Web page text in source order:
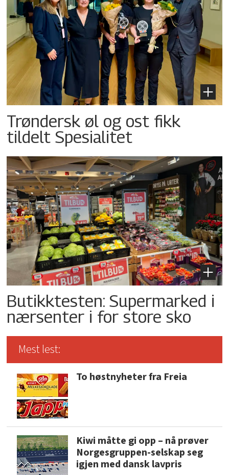
Trøndersk øl og ost fikk
tildelt Spesialitet
Butikktesten: Supermarked i
nærsenter i for store sko
Mest lest:
To høstnyheter fra Freia
Kiwi måtte gi opp – nå prøver
Norgesgruppen-selskap seg
igjen med dansk lavpris